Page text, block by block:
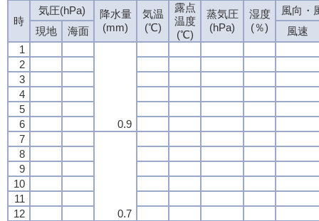
時
気圧(hPa)
降水量
(mm)
気温
(℃)
露点
温度
(℃)
蒸気圧
(hPa)
湿度
(％)
風向・
現地
海面
風速
1
0.9
2
3
4
5
6
7
0.7
8
9
10
11
12